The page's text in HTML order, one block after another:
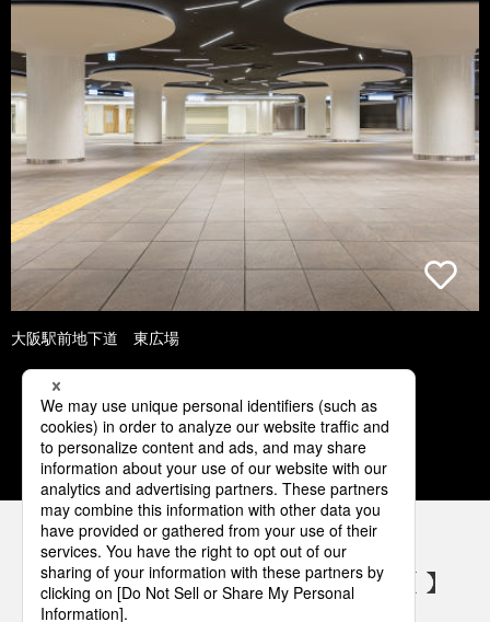
大阪駅前地下道 東広場
1 2 3 4 5
パナソニックの電気設備 SNSアカウント